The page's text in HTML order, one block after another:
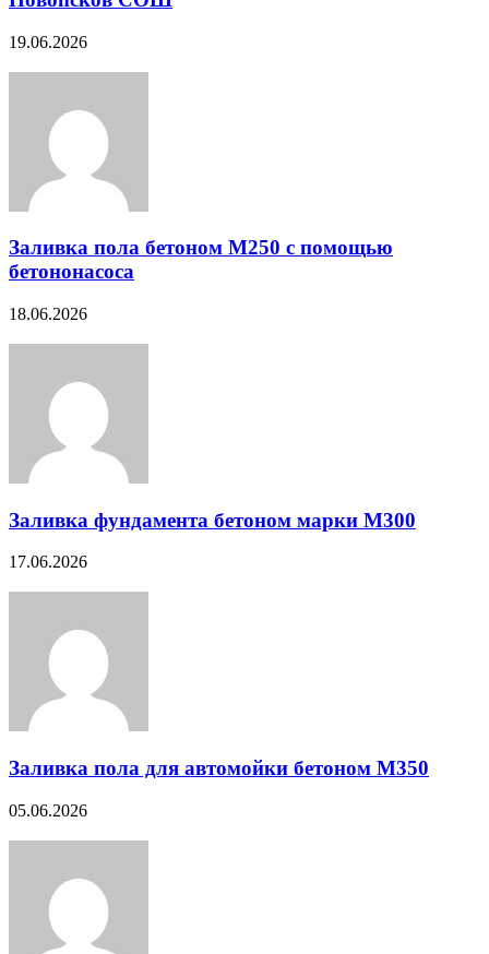
19.06.2026
Заливка пола бетоном М250 с помощью
бетононасоса
18.06.2026
Заливка фундамента бетоном марки М300
17.06.2026
Заливка пола для автомойки бетоном М350
05.06.2026